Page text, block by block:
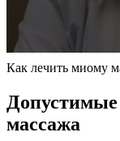
Как лечить миому
Д
массажа